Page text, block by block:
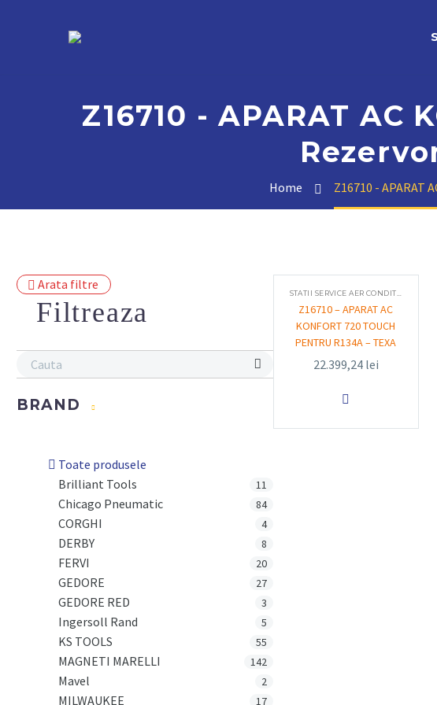
Z16710 - APARAT AC
Home Z16710 - APARAT
Arata filtre
Filtreaza
BRAND
Toate produsele
Brilliant Tools
11
Chicago Pneumatic 84
CORGHI 4
DERBY 8
FERVI 20
GEDORE 27
GEDORE RED 3
Ingersoll Rand 5
KS TOOLS 55
MAGNETI MARELLI 142
Mavel 2
MILWAUKEE 17
Z16710 – APARAT AC
KONFORT 720 TOUCH
PENTRU R134A – TEXA
22.399,24 lei
